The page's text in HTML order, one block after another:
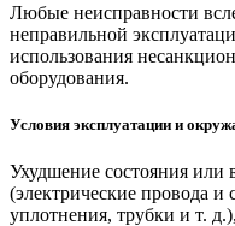
Любые неисправности
неправильной
использования
оборудования.
Условия эксплуатации и
Ухудшение состояния или
(электрические провода
уплотнения, трубки и т.